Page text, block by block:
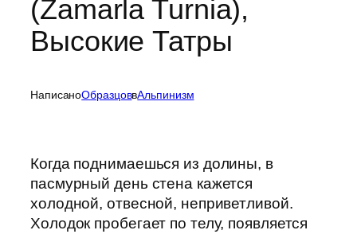
(Zamarla Turnia),
Высокие Татры
НаписаноОбразцоввАльпинизм
Когда поднимаешься из долины, в
пасмурный день стена кажется
холодной, отвесной, неприветливой.
Холодок пробегает по телу, появляется